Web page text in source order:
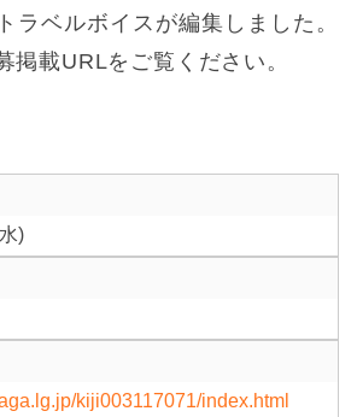
ラベルボイスが編集しました。
掲載URLをご覧ください。
)
kiji003117071/index.html